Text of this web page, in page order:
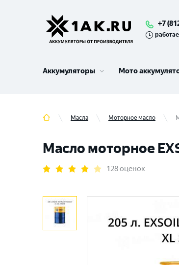
+7
Аккумуляторы Мото
Масла Моторное масло
Масло моторное
128 оценок